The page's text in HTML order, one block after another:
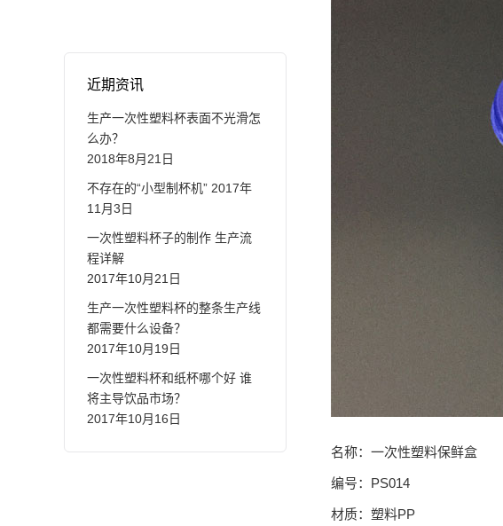
名称：一次性塑料保鲜盒
编号：PS014
材质：塑料PP
近期资讯
生产一次性塑料杯表面不光滑怎
么办？
2018年8月21日
不存在的“小型制杯机” 2017年
11月3日
一次性塑料杯子的制作 生产流
程详解
2017年10月21日
生产一次性塑料杯的整条生产线
都需要什么设备？
2017年10月19日
一次性塑料杯和纸杯哪个好 谁
将主导饮品市场？
2017年10月16日